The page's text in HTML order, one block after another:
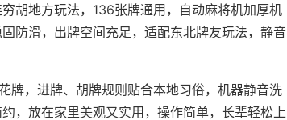
胡地方玩法，136张牌通用，自动麻将机加厚机
防滑，出牌空间充足，适配东北牌友玩法，静音
牌，进牌、胡牌规则贴合本地习俗，机器静音洗
，放在家里美观又实用，操作简单，长辈轻松上